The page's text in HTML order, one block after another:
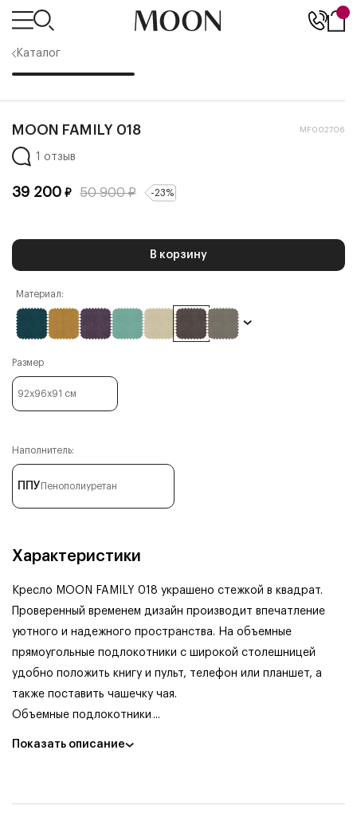
Каталог
MOON FAMILY 018 MF002706
1 отзыв
39 200 ₽ 50 900₽ -23%
В корзину
Материал:
Размер
92x96x91 см
Наполнитель:
ППУ Пенополиуретан
Характеристики
Кресло MOON FAMILY 018 украшено стежкой в квадрат.
Проверенный временем дизайн производит впечатление
уютного и надежного пространства. На объемные
прямоугольные подлокотники с широкой столешницей
удобно положить книгу и пульт, телефон или планшет, а
также поставить чашечку чая.
Объемные подлокотники ...
Показать описание